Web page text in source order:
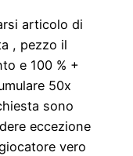
articolo di
, pezzo il
e 100 % +
50x
sono
eccezione
vero